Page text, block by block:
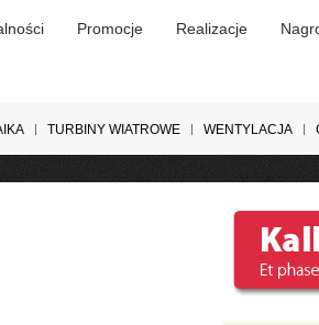
Promocje Realizacje
TURBINY WIATROWE WENTYLACJA